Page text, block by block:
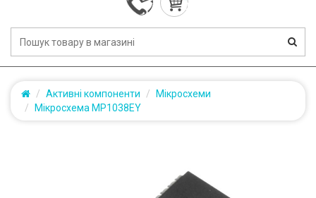
0
(0.0грн.)
Активні компоненти
Мікросхеми
Мікросхема MP1038EY